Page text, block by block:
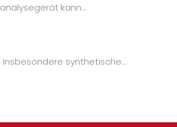
kann…
Insbesondere synthetische…